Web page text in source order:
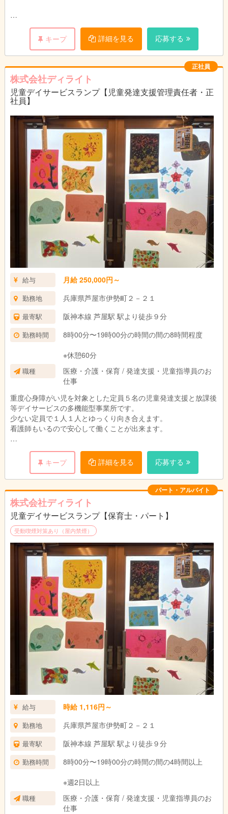
※送迎の場合 ミニバン使用
※館内はすべて禁煙となっています。
注）送迎業務がありますので自動車普通免許必須（ＡＴ限定可
能）
キープ 詳細を見る 応募する
正社員
株式会社ディライト
児童デイサービスランプ【児童発達支援管理責任者・正
社員】
給与 月給 250,000円～
勤務地 兵庫県芦屋市伊勢町２－２１
最寄駅 阪神本線 芦屋駅 駅より徒歩９分
勤務時間
8時00分〜19時00分の時間の間の8時間程度
※休憩60分
職種
医療・介護・保育 / 発達支援・児童指導員のお
仕事
重度心身障がい児を対象とした定員５名の児童発達支援と放課後
等デイサービスの多機能型事業所です。
少ない定員で１人１人とゆっくり向き合えます。
看護師もいるので安心して働くことが出来ます。
・保育 ・管理業務
・療育 ・保険請求
・送迎 ・事務手続き
キープ 詳細を見る 応募する
パート・アルバイト
株式会社ディライト
児童デイサービスランプ【保育士・パート】
受動喫煙対策あり（屋内禁煙）
給与 時給 1,116円～
勤務地 兵庫県芦屋市伊勢町２－２１
最寄駅 阪神本線 芦屋駅 駅より徒歩９分
勤務時間
8時00分〜19時00分の時間の間の4時間以上
※週2日以上
職種
医療・介護・保育 / 発達支援・児童指導員のお
仕事